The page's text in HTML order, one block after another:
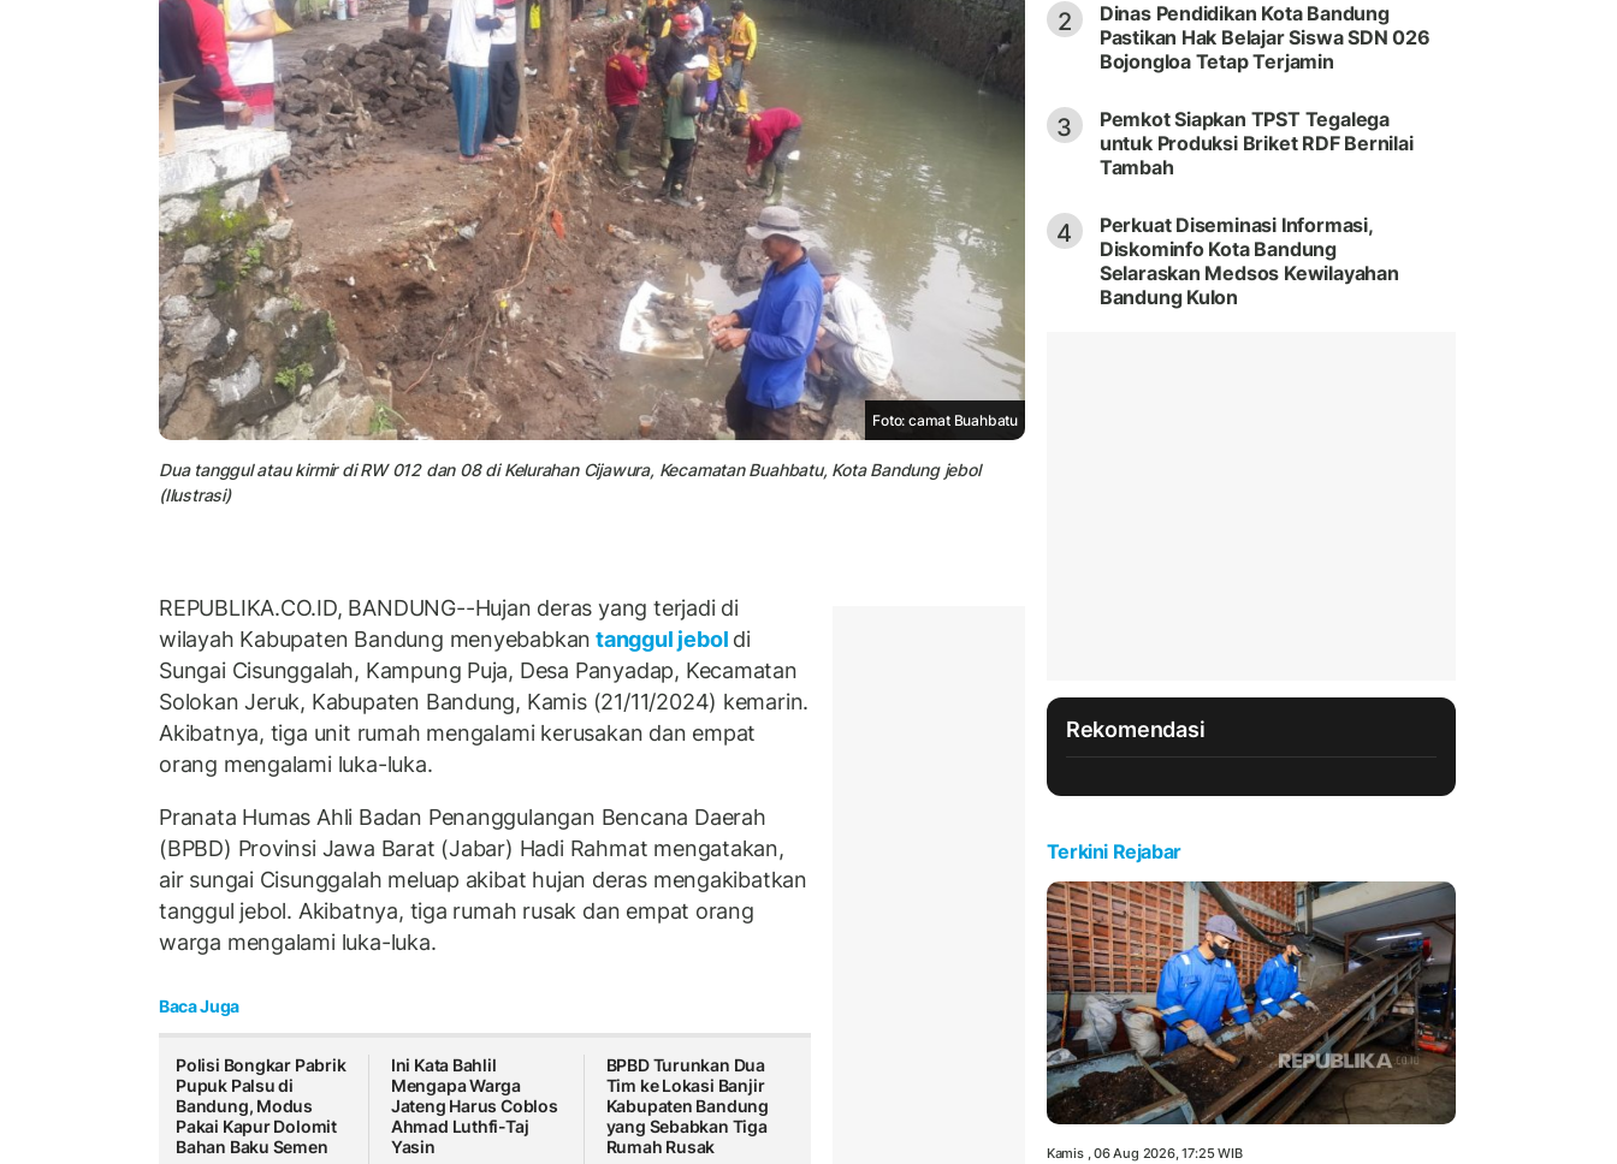
Foto: camat Buahbatu
Dua tanggul atau kirmir di RW 012 dan 08 di Kelurahan Cijawura, Kecamatan Buahbatu, Kota Bandung jebol
(Ilustrasi)
REPUBLIKA.CO.ID, BANDUNG--Hujan deras yang terjadi di
wilayah Kabupaten Bandung menyebabkan tanggul jebol di
Sungai Cisunggalah, Kampung Puja, Desa Panyadap, Kecamatan
Solokan Jeruk, Kabupaten Bandung, Kamis (21/11/2024) kemarin.
Akibatnya, tiga unit rumah mengalami kerusakan dan empat
orang mengalami luka-luka.
Pranata Humas Ahli Badan Penanggulangan Bencana Daerah
(BPBD) Provinsi Jawa Barat (Jabar) Hadi Rahmat mengatakan,
air sungai Cisunggalah meluap akibat hujan deras mengakibatkan
tanggul jebol. Akibatnya, tiga rumah rusak dan empat orang
warga mengalami luka-luka.
Baca Juga
Polisi Bongkar Pabrik
Pupuk Palsu di
Bandung, Modus
Pakai Kapur Dolomit
Bahan Baku Semen
Ini Kata Bahlil
Mengapa Warga
Jateng Harus Coblos
Ahmad Luthfi-Taj
Yasin
BPBD Turunkan Dua
Tim ke Lokasi Banjir
Kabupaten Bandung
yang Sebabkan Tiga
Rumah Rusak
2
Dinas Pendidikan Kota Bandung
Pastikan Hak Belajar Siswa SDN 026
Bojongloa Tetap Terjamin
3
Pemkot Siapkan TPST Tegalega
untuk Produksi Briket RDF Bernilai
Tambah
4
Perkuat Diseminasi Informasi,
Diskominfo Kota Bandung
Selaraskan Medsos Kewilayahan
Bandung Kulon
Rekomendasi
Terkini Rejabar
Kamis , 06 Aug 2026, 17:25 WIB